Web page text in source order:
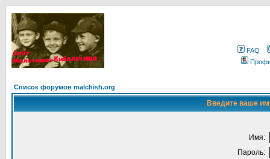
FAQ
Список форумов malchish.org
Введите ваше
Имя:
Пароль: